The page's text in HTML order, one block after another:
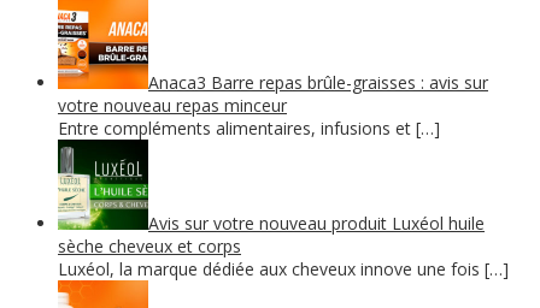
Anaca3 Barre repas brûle-graisses : avis sur
votre nouveau repas minceur
Entre compléments alimentaires, infusions et […]
Avis sur votre nouveau produit Luxéol huile
sèche cheveux et corps
Luxéol, la marque dédiée aux cheveux innove une fois […]